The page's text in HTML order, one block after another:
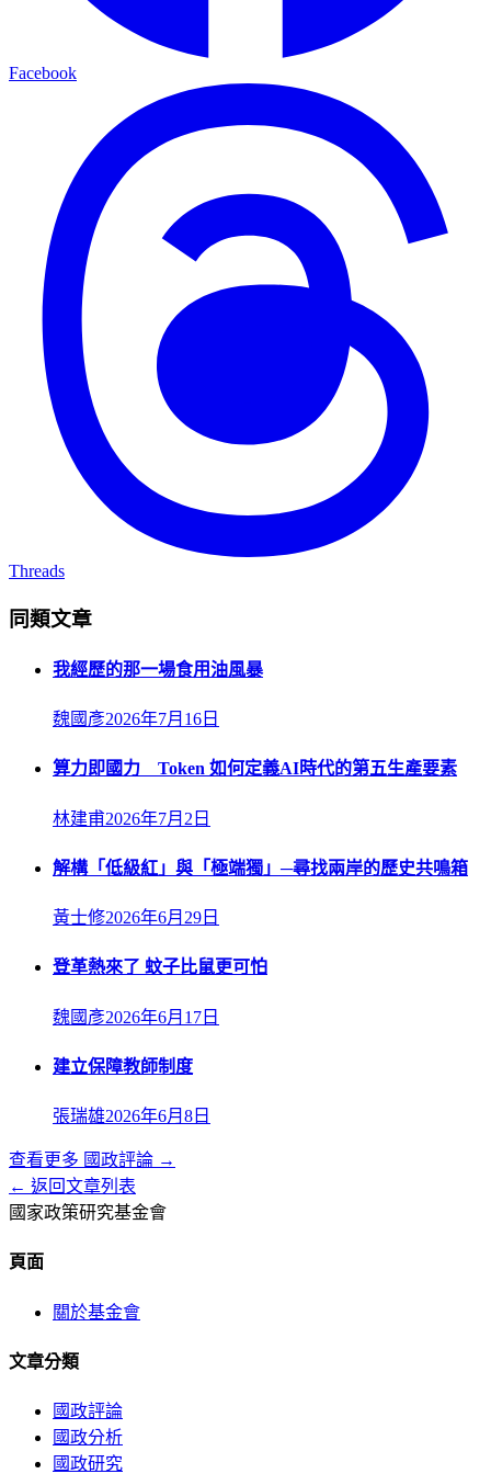
Facebook
Threads
同類文章
我經歷的那一場食用油風暴
魏國彥2026年7月16日
算力即國力 Token 如何定義AI時代的第五生產要素
林建甫2026年7月2日
解構「低級紅」與「極端獨」─尋找兩岸的歷史共鳴箱
黃士修2026年6月29日
登革熱來了 蚊子比鼠更可怕
魏國彥2026年6月17日
建立保障教師制度
張瑞雄2026年6月8日
查看更多 國政評論 →
← 返回文章列表
國家政策研究基金會
頁面
關於基金會
文章分類
國政評論
國政分析
國政研究